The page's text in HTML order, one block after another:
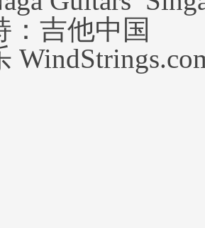
：吉他中国